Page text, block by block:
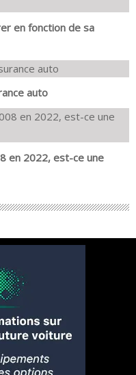
en fonction de sa
auto
en 2022, est-ce une